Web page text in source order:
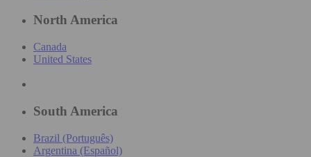
North America
Canada
United States
South America
Brazil (Português)
Argentina (Español)